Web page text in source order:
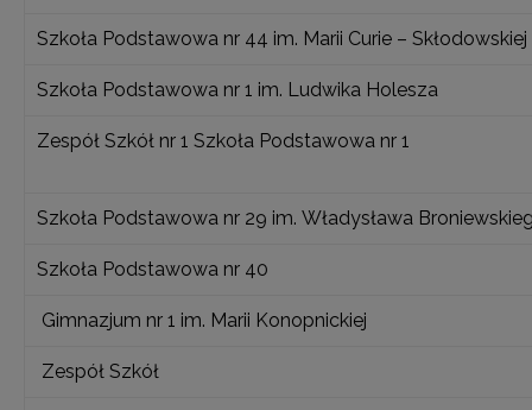
Szkoła Podstawowa nr 44 im. Marii Curie – Skłodowskiej
Szkoła Podstawowa nr 1 im. Ludwika Holesza
Zespół Szkół nr 1 Szkoła Podstawowa nr 1
Szkoła Podstawowa nr 29 im. Władysława
Szkoła Podstawowa nr 40
Gimnazjum nr 1 im. Marii Konopnickiej
Zespół Szkół